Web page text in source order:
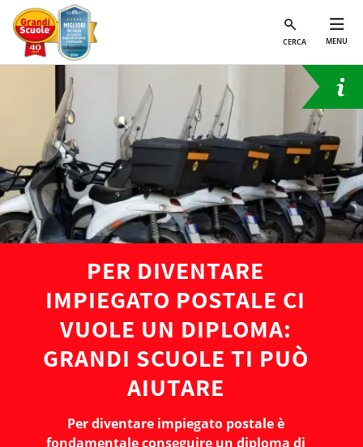
CERCA MENU
PER DIVENTARE
IMPIEGATO POSTALE CI
VUOLE UN DIPLOMA:
GRANDI SCUOLE TI PUÒ
AIUTARE
Per diventare impiegato postale è
fondamentale conseguire un diploma di